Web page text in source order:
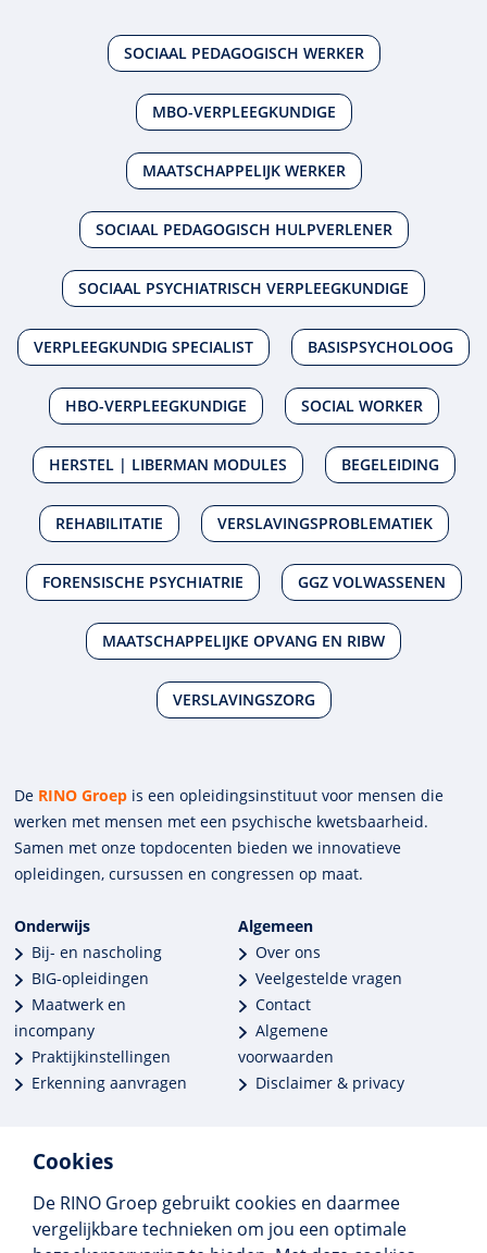
Cookies
De RINO Groep gebruikt cookies en daarmee
vergelijkbare technieken om jou een optimale
SOCIAAL PEDAGOGISCH WERKER
MBO-VERPLEEGKUNDIGE
MAATSCHAPPELIJK WERKER
SOCIAAL PEDAGOGISCH HULPVERLENER
SOCIAAL PSYCHIATRISCH VERPLEEGKUNDIGE
VERPLEEGKUNDIG SPECIALIST BASISPSYCHOLOOG
HBO-VERPLEEGKUNDIGE SOCIAL WORKER
HERSTEL | LIBERMAN MODULES BEGELEIDING
REHABILITATIE VERSLAVINGSPROBLEMATIEK
FORENSISCHE PSYCHIATRIE GGZ VOLWASSENEN
MAATSCHAPPELIJKE OPVANG EN RIBW
VERSLAVINGSZORG
De RINO Groep is een opleidings­insti­tuut voor mensen die
werken met mensen met een psychische kwets­baar­heid.
Samen met onze top­docenten bieden we innova­tieve
opleidingen, cursussen en congres­sen op maat.
Onderwijs
Bij- en nascholing
BIG-opleidingen
Maatwerk en
incompany
Praktijkinstellingen
Erkenning aanvragen
Algemeen
Over ons
Veelgestelde vragen
Contact
Algemene
voorwaarden
Disclaimer & privacy
Meer dan 250 opleidingen
Alle BIG-opleidingen in huis